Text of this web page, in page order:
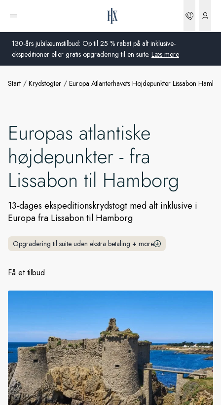
130-års jubilæumstilbud: Op til 25 % rabat på alt inklusive-
ekspeditioner eller gratis opgradering til en suite. Læs mere
Åbn menu
Danmark
Storbritannien
USA
Tyskland
Frankrig
Sverige
Norge
Global
Start Krydstogter Europa Atlanterhavets Hojdepunkter Lissabon
Europas atlantiske
højdepunkter - fra
Lissabon til Hamborg
13-dages ekspeditionskrydstogt med alt inklusive i
Europa fra Lissabon til Hamborg
Opgradering til suite uden ekstra betaling + more
Få et tilbud